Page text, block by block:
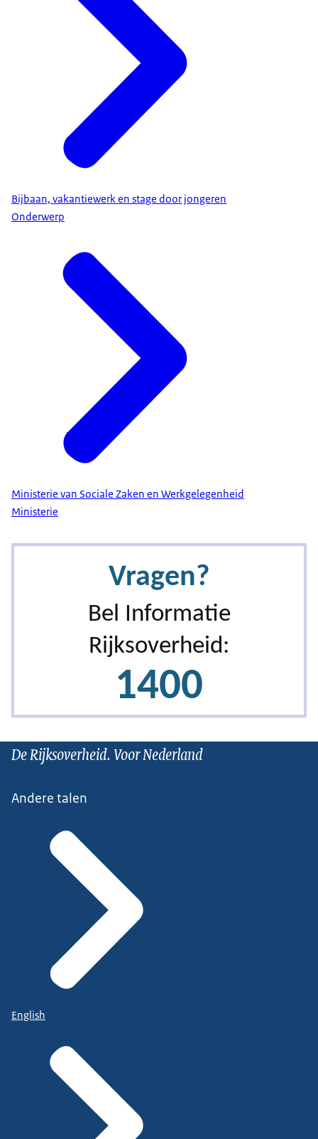
Bijbaan, vakantiewerk en stage door jongeren
Onderwerp
Ministerie van Sociale Zaken en Werkgelegenheid
Ministerie
De Rijksoverheid. Voor Nederland
Andere talen
English